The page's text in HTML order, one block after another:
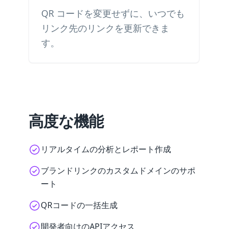
QR コードを変更せずに、いつでも
リンク先のリンクを更新できま
す。
高度な機能
リアルタイムの分析とレポート作成
ブランドリンクのカスタムドメインのサポ
ート
QRコードの一括生成
開発者向けのAPIアクセス